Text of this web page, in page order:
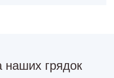
грядок